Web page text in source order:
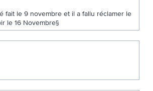
fait le 9 novembre et il a fallu réclamer le
le 16 Novembre§